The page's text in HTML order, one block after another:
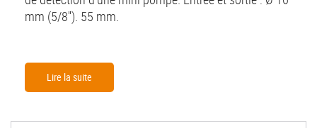
mm (5/8''). 55 mm.
Lire la suite